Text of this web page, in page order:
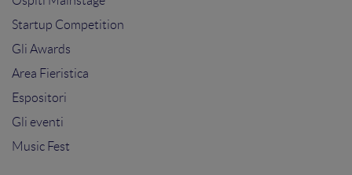
Startup Competition
Gli Awards
Area Fieristica
Espositori
Gli eventi
Music Fest